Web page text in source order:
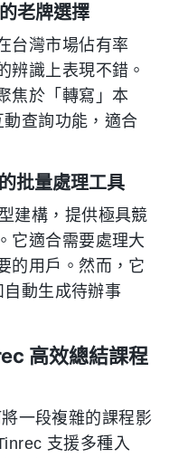
老牌選擇
台灣市場佔有率
辨識上表現不錯。
焦於「轉寫」本
查詢功能，適合
批量處理工具
建構，提供極具競
它適合需要處理大
的用戶。然而，它
動生成待辦事
高效總結課程
一段複雜的課程影
支援多種入